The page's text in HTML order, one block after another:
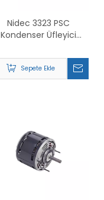
Nidec 3323 PSC
Kondenser Üfleyici
Sepete Ekle